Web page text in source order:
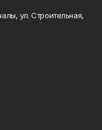
ул. Строительная,